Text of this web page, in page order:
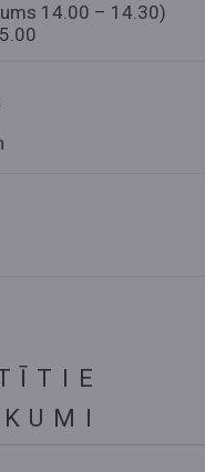
14.00 – 14.30)